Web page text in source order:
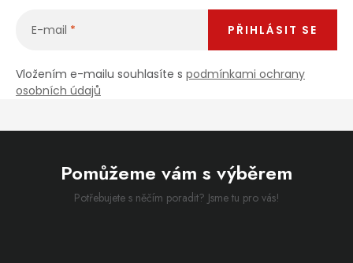
E-mail
Vložením e-mailu souhlasíte s podmínkami ochrany
osobních údajů
PŘIHLÁSIT SE
Pomůžeme vám s výběrem
Potřebujete s něčím poradit? Jsme tu pro vás!